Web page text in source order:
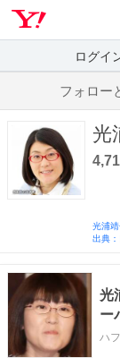
ログイ
フォロー
光
光浦
出典
光
ー
ち
ハ